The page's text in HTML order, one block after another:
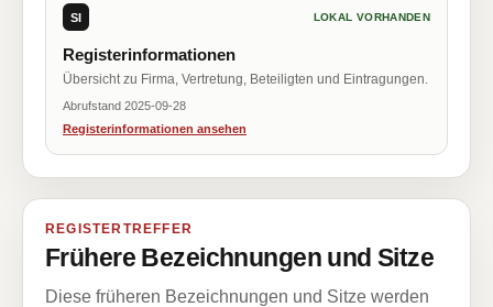
SI LOKAL VORHANDEN
Registerinformationen
Übersicht zu Firma, Vertretung, Beteiligten und Eintragungen.
Abrufstand 2025-09-28
Registerinformationen ansehen
REGISTERTREFFER
Frühere Bezeichnungen und Sitze
Diese früheren Bezeichnungen und Sitze werden